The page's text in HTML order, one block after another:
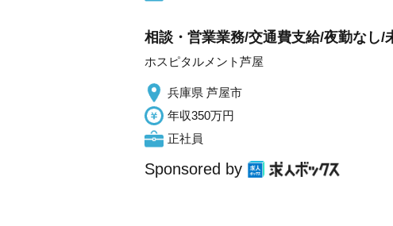
相談・営業業務/交通費支給/夜勤なし/
ホスピタルメント芦屋
兵庫県 芦屋市
年収350万円
正社員
Sponsored by